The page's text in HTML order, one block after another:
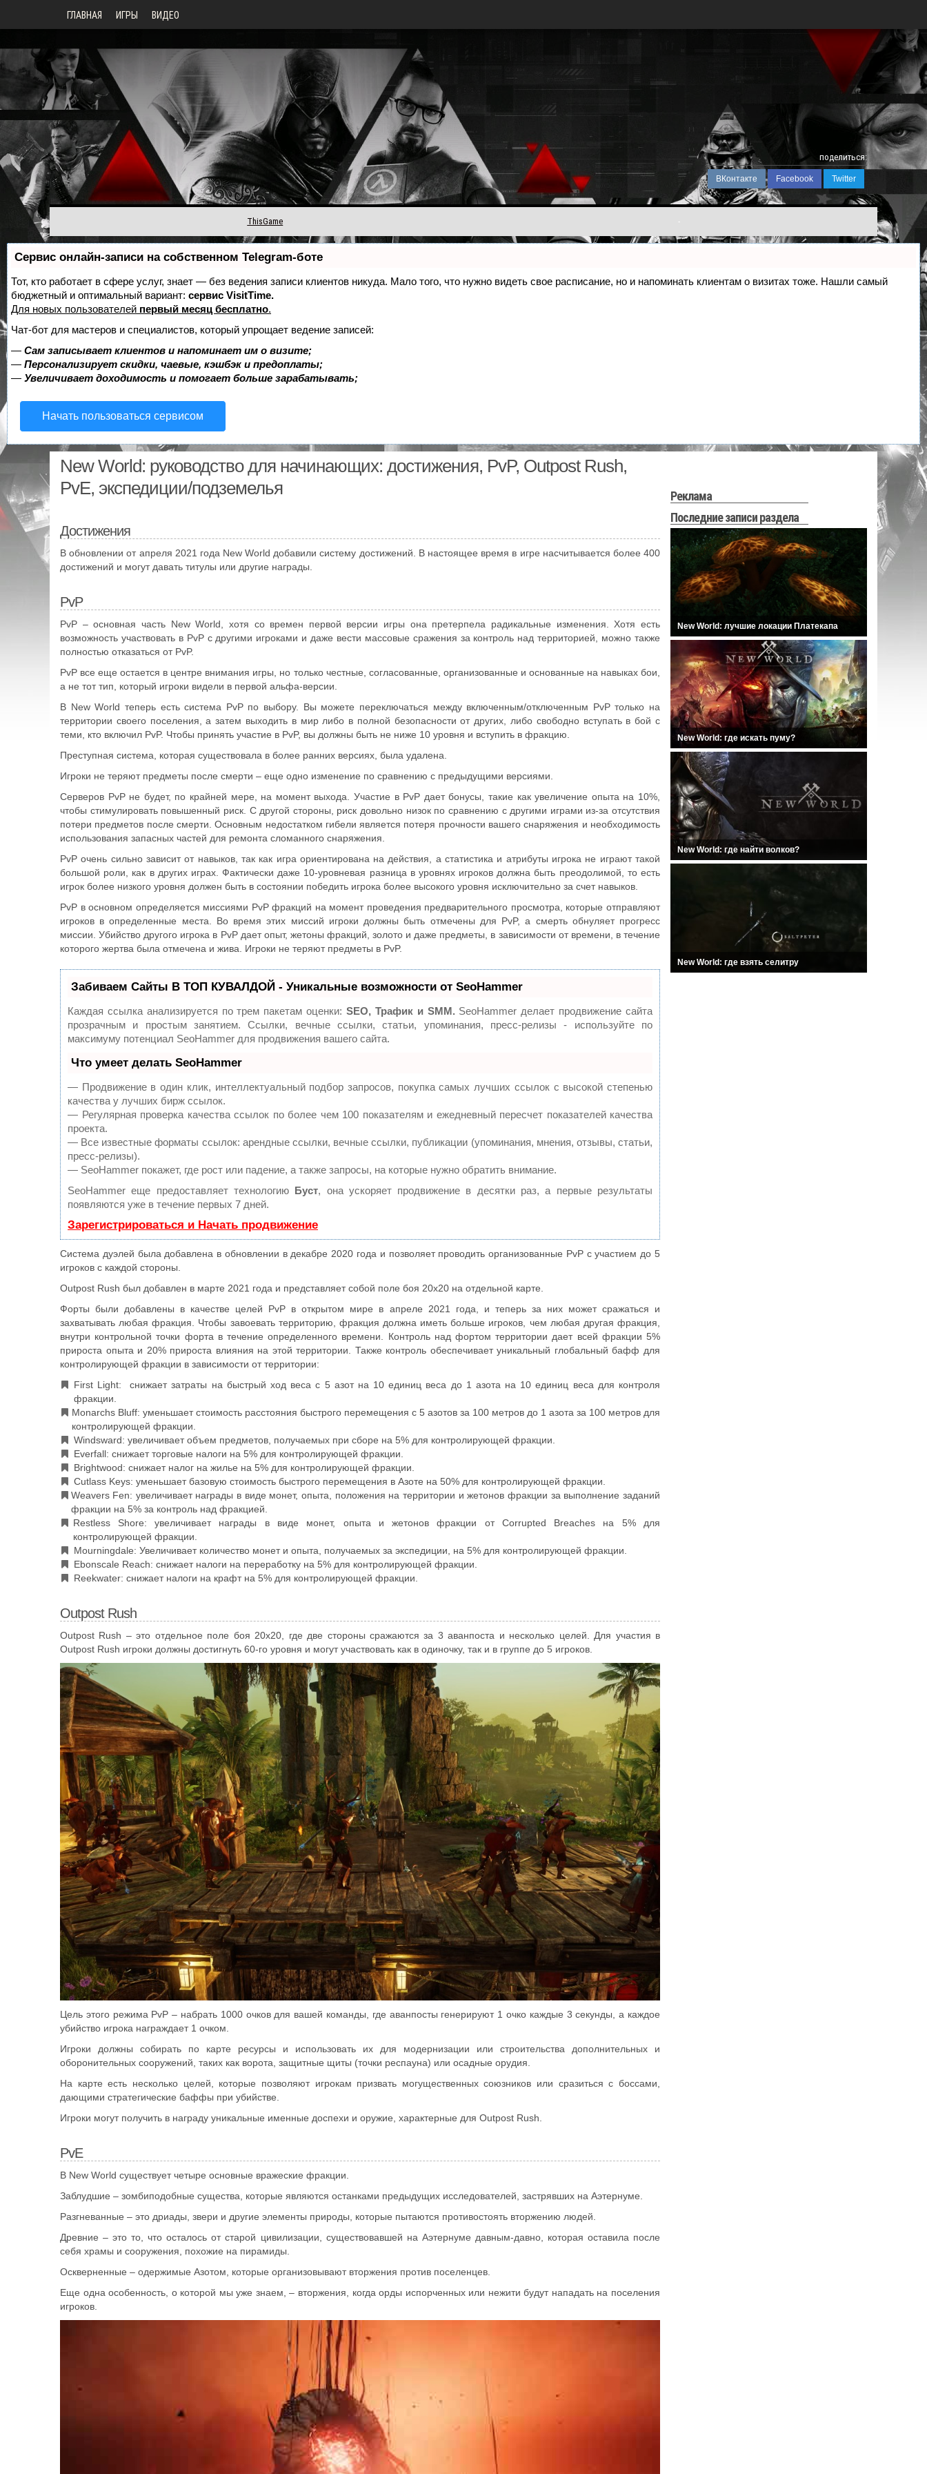
ГЛАВНАЯ ИГРЫ ВИДЕО
поделиться:
ВКонтакте Facebook Twitter
ThisGame -
Сервис онлайн-записи на собственном Telegram-боте
Тот, кто работает в сфере услуг, знает — без ведения записи клиентов никуда. Мало того, что нужно видеть свое расписание, но и напоминать клиентам о визитах тоже. Нашли самый
бюджетный и оптимальный вариант: сервис VisitTime.
Для новых пользователей первый месяц бесплатно.
Чат-бот для мастеров и специалистов, который упрощает ведение записей:
— Сам записывает клиентов и напоминает им о визите;
— Персонализирует скидки, чаевые, кэшбэк и предоплаты;
— Увеличивает доходимость и помогает больше зарабатывать;
Начать пользоваться сервисом
New World: руководство для начинающих: достижения, PvP, Outpost Rush,
PvE, экспедиции/подземелья
Достижения
В обновлении от апреля 2021 года New World добавили систему достижений. В настоящее время в игре насчитывается более 400
достижений и могут давать титулы или другие награды.
PvP
PvP – основная часть New World, хотя со времен первой версии игры она претерпела радикальные изменения. Хотя есть
возможность участвовать в PvP с другими игроками и даже вести массовые сражения за контроль над территорией, можно также
полностью отказаться от PvP.
PvP все еще остается в центре внимания игры, но только честные, согласованные, организованные и основанные на навыках бои,
а не тот тип, который игроки видели в первой альфа-версии.
В New World теперь есть система PvP по выбору. Вы можете переключаться между включенным/отключенным PvP только на
территории своего поселения, а затем выходить в мир либо в полной безопасности от других, либо свободно вступать в бой с
теми, кто включил PvP. Чтобы принять участие в PvP, вы должны быть не ниже 10 уровня и вступить в фракцию.
Преступная система, которая существовала в более ранних версиях, была удалена.
Игроки не теряют предметы после смерти – еще одно изменение по сравнению с предыдущими версиями.
Серверов PvP не будет, по крайней мере, на момент выхода. Участие в PvP дает бонусы, такие как увеличение опыта на 10%,
чтобы стимулировать повышенный риск. С другой стороны, риск довольно низок по сравнению с другими играми из-за отсутствия
потери предметов после смерти. Основным недостатком гибели является потеря прочности вашего снаряжения и необходимость
использования запасных частей для ремонта сломанного снаряжения.
PvP очень сильно зависит от навыков, так как игра ориентирована на действия, а статистика и атрибуты игрока не играют такой
большой роли, как в других играх. Фактически даже 10-уровневая разница в уровнях игроков должна быть преодолимой, то есть
игрок более низкого уровня должен быть в состоянии победить игрока более высокого уровня исключительно за счет навыков.
PvP в основном определяется миссиями PvP фракций на момент проведения предварительного просмотра, которые отправляют
игроков в определенные места. Во время этих миссий игроки должны быть отмечены для PvP, а смерть обнуляет прогресс
миссии. Убийство другого игрока в PvP дает опыт, жетоны фракций, золото и даже предметы, в зависимости от времени, в течение
которого жертва была отмечена и жива. Игроки не теряют предметы в PvP.
Забиваем Сайты В ТОП КУВАЛДОЙ - Уникальные возможности от SeoHammer
Каждая ссылка анализируется по трем пакетам оценки: SEO, Трафик и SMM. SeoHammer делает продвижение сайта
прозрачным и простым занятием. Ссылки, вечные ссылки, статьи, упоминания, пресс-релизы - используйте по
максимуму потенциал SeoHammer для продвижения вашего сайта.
Что умеет делать SeoHammer
— Продвижение в один клик, интеллектуальный подбор запросов, покупка самых лучших ссылок с высокой степенью
качества у лучших бирж ссылок.
— Регулярная проверка качества ссылок по более чем 100 показателям и ежедневный пересчет показателей качества
проекта.
— Все известные форматы ссылок: арендные ссылки, вечные ссылки, публикации (упоминания, мнения, отзывы, статьи,
пресс-релизы).
— SeoHammer покажет, где рост или падение, а также запросы, на которые нужно обратить внимание.
SeoHammer еще предоставляет технологию Буст, она ускоряет продвижение в десятки раз, а первые результаты
появляются уже в течение первых 7 дней.
Зарегистрироваться и Начать продвижение
Система дуэлей была добавлена в обновлении в декабре 2020 года и позволяет проводить организованные PvP с участием до 5
игроков с каждой стороны.
Outpost Rush был добавлен в марте 2021 года и представляет собой поле боя 20х20 на отдельной карте.
Форты были добавлены в качестве целей PvP в открытом мире в апреле 2021 года, и теперь за них может сражаться и
захватывать любая фракция. Чтобы завоевать территорию, фракция должна иметь больше игроков, чем любая другая фракция,
внутри контрольной точки форта в течение определенного времени. Контроль над фортом территории дает всей фракции 5%
прироста опыта и 20% прироста влияния на этой территории. Также контроль обеспечивает уникальный глобальный бафф для
контролирующей фракции в зависимости от территории:
First Light: снижает затраты на быстрый ход веса с 5 азот на 10 единиц веса до 1 азота на 10 единиц веса для контроля
фракции.
Monarchs Bluff: уменьшает стоимость расстояния быстрого перемещения с 5 азотов за 100 метров до 1 азота за 100 метров для
контролирующей фракции.
Windsward: увеличивает объем предметов, получаемых при сборе на 5% для контролирующей фракции.
Everfall: снижает торговые налоги на 5% для контролирующей фракции.
Brightwood: снижает налог на жилье на 5% для контролирующей фракции.
Cutlass Keys: уменьшает базовую стоимость быстрого перемещения в Азоте на 50% для контролирующей фракции.
Weavers Fen: увеличивает награды в виде монет, опыта, положения на территории и жетонов фракции за выполнение заданий
фракции на 5% за контроль над фракцией.
Restless Shore: увеличивает награды в виде монет, опыта и жетонов фракции от Corrupted Breaches на 5% для
контролирующей фракции.
Mourningdale: Увеличивает количество монет и опыта, получаемых за экспедиции, на 5% для контролирующей фракции.
Ebonscale Reach: снижает налоги на переработку на 5% для контролирующей фракции.
Reekwater: снижает налоги на крафт на 5% для контролирующей фракции.
Outpost Rush
Outpost Rush – это отдельное поле боя 20х20, где две стороны сражаются за 3 аванпоста и несколько целей. Для участия в
Outpost Rush игроки должны достигнуть 60-го уровня и могут участвовать как в одиночку, так и в группе до 5 игроков.
Цель этого режима PvP – набрать 1000 очков для вашей команды, где аванпосты генерируют 1 очко каждые 3 секунды, а каждое
убийство игрока награждает 1 очком.
Игроки должны собирать по карте ресурсы и использовать их для модернизации или строительства дополнительных и
оборонительных сооружений, таких как ворота, защитные щиты (точки респауна) или осадные орудия.
На карте есть несколько целей, которые позволяют игрокам призвать могущественных союзников или сразиться с боссами,
дающими стратегические баффы при убийстве.
Игроки могут получить в награду уникальные именные доспехи и оружие, характерные для Outpost Rush.
PvE
В New World существует четыре основные вражеские фракции.
Заблудшие – зомбиподобные существа, которые являются останками предыдущих исследователей, застрявших на Аэтернуме.
Разгневанные – это дриады, звери и другие элементы природы, которые пытаются противостоять вторжению людей.
Древние – это то, что осталось от старой цивилизации, существовавшей на Аэтернуме давным-давно, которая оставила после
себя храмы и сооружения, похожие на пирамиды.
Оскверненные – одержимые Азотом, которые организовывают вторжения против поселенцев.
Еще одна особенность, о которой мы уже знаем, – вторжения, когда орды испорченных или нежити будут нападать на поселения
игроков.
Реклама
Последние записи раздела
New World: лучшие локации Платекапа
New World: где искать пуму?
New World: где найти волков?
New World: где взять селитру